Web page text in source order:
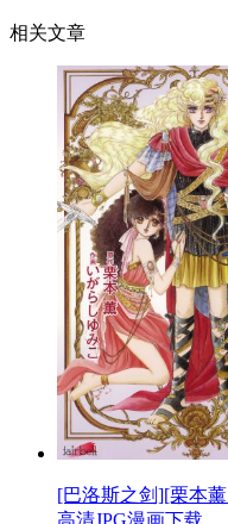
相关文章
[巴洛斯之剑][栗本
高清JPG漫画下载